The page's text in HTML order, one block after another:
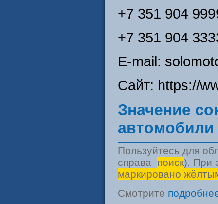
+7 351 904
+7 351 904
E-mail:
Сайт: https://
Значение
автомобили
Пользуйтесь для
справа поиск). При
маркировано
Смотрите